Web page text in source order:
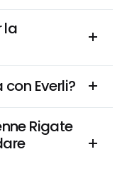
la
Everli?
Rigate